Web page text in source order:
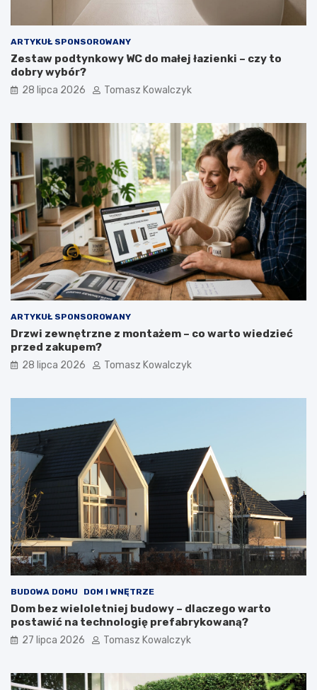
ARTYKUŁ SPONSOROWANY
Zestaw podtynkowy WC do małej łazienki – czy to
dobry wybór?
28 lipca 2026 Tomasz Kowalczyk
ARTYKUŁ SPONSOROWANY
Drzwi zewnętrzne z montażem – co warto wiedzieć
przed zakupem?
28 lipca 2026 Tomasz Kowalczyk
BUDOWA DOMU DOM I WNĘTRZE
Dom bez wieloletniej budowy – dlaczego warto
postawić na technologię prefabrykowaną?
27 lipca 2026 Tomasz Kowalczyk